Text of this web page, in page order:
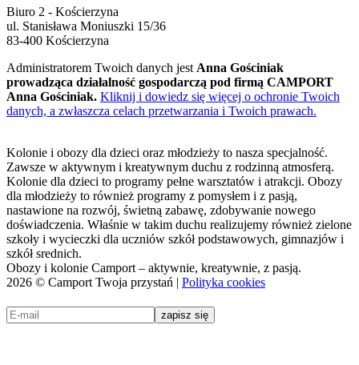
Biuro 2 - Kościerzyna
ul. Stanisława Moniuszki 15/36
83-400 Kościerzyna
Administratorem Twoich danych jest Anna Gościniak
prowadząca działalność gospodarczą pod firmą CAMPORT
Anna Gościniak. Kliknij i dowiedz się więcej o ochronie Twoich
danych, a zwłaszcza celach przetwarzania i Twoich prawach.
Kolonie i obozy dla dzieci oraz młodzieży to nasza specjalność.
Zawsze w aktywnym i kreatywnym duchu z rodzinną atmosferą.
Kolonie dla dzieci to programy pełne warsztatów i atrakcji. Obozy
dla młodzieży to również programy z pomysłem i z pasją,
nastawione na rozwój, świetną zabawę, zdobywanie nowego
doświadczenia. Właśnie w takim duchu realizujemy również zielone
szkoły i wycieczki dla uczniów szkół podstawowych, gimnazjów i
szkół srednich.
Obozy i kolonie Camport – aktywnie, kreatywnie, z pasją.
2026 © Camport Twoja przystań | Polityka cookies